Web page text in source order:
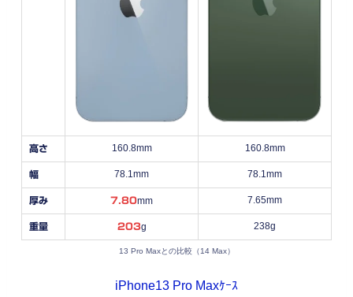
高さ 160.8mm 160.8mm
幅 78.1mm 78.1mm
厚み 7.80mm 7.65mm
重量 203g 238g
13 Pro Maxとの比較（14 Max）
iPhone13 Pro Maxｹｰｽ